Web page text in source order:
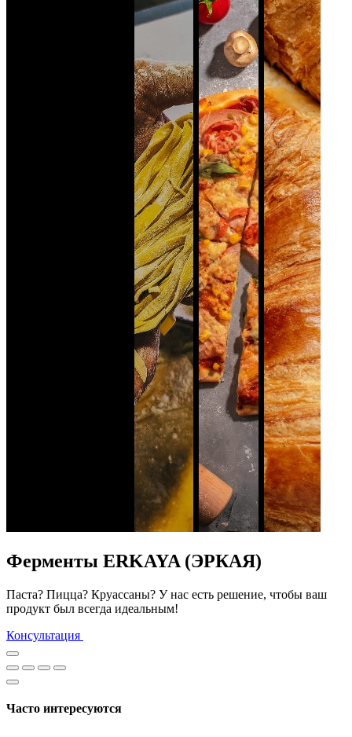
Ферменты ERKAYA (ЭРКАЯ)
Паста? Пицца? Круассаны? У нас есть решение, чтобы ваш
продукт был всегда идеальным!
Консультация
Часто интересуются